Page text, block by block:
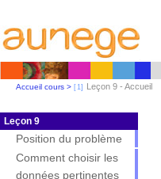
Accueil cours > Leçon 9 - Accueil
Leçon 9
Position du problème
Comment choisir les
données pertinentes